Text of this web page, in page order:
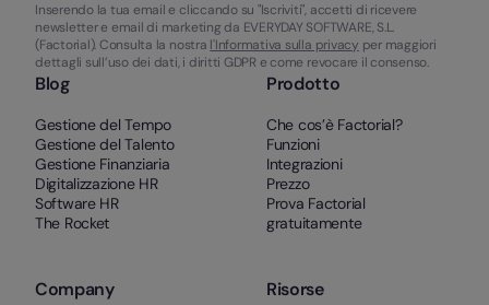
Inserendo la tua email e cliccando su "Iscriviti", accetti di ricevere
newsletter e email di marketing da EVERYDAY SOFTWARE, S.L.
(Factorial). Consulta la nostra l'Informativa sulla privacy per maggiori
dettagli sull’uso dei dati, i diritti GDPR e come revocare il consenso.
Blog
Gestione del Tempo
Gestione del Talento
Gestione Finanziaria
Digitalizzazione HR
Software HR
The Rocket
Prodotto
Che cos’è Factorial?
Funzioni
Integrazioni
Prezzo
Prova Factorial
gratuitamente
Company Risorse